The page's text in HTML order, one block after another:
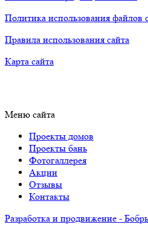
Политика использования файлов
Правила использования сайта
Карта сайта
Меню сайта
Проекты домов
Проекты бань
Фотогаллерея
Акции
Отзывы
Контакты
Разработка и продвижение -